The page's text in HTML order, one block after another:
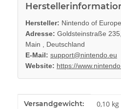
Hersteller: Nintendo of
Adresse: Goldsteinstraße
Main , Deutschland
E-Mail: support@nintendo.eu
Website: https://
Produkteigenschaft
Wert
Versandgewicht: 0,10 kg